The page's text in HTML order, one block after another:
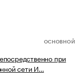
ОСНОВНОЙ
при
сети И…